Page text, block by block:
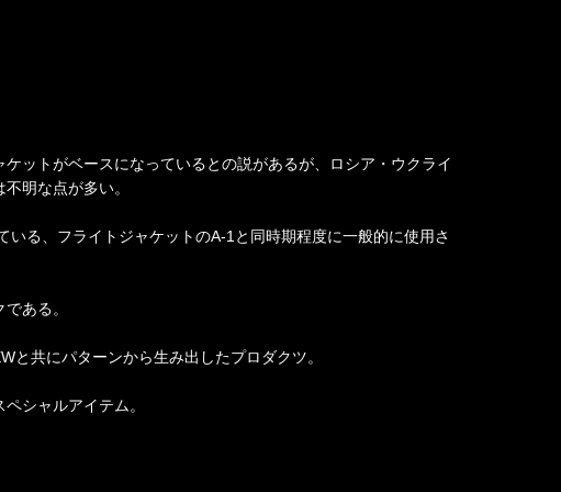
ットがベースになっているとの説があるが、ロシア・ウクライ
明な点が多い。
る、フライトジャケットのA-1と同時期程度に一般的に使用さ
ある。
と共にパターンから生み出したプロダクツ。
シャルアイテム。